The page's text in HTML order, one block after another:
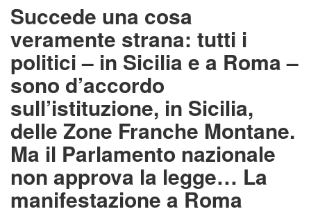
Succede una cosa
veramente strana: tutti i
politici – in Sicilia e a Roma –
sono d’accordo
sull’istituzione, in Sicilia,
delle Zone Franche Montane.
Ma il Parlamento nazionale
non approva la legge… La
manifestazione a Roma